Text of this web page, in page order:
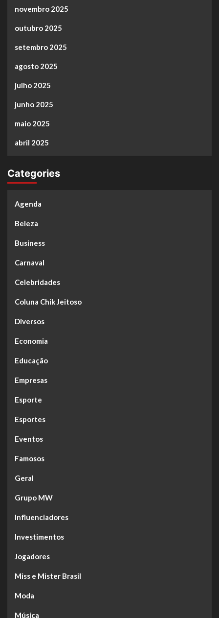
novembro 2025
outubro 2025
setembro 2025
agosto 2025
julho 2025
junho 2025
maio 2025
abril 2025
Categories
Agenda
Beleza
Business
Carnaval
Celebridades
Coluna Chik Jeitoso
Diversos
Economia
Educação
Empresas
Esporte
Esportes
Eventos
Famosos
Geral
Grupo MW
Influenciadores
Investimentos
Jogadores
Miss e Mister Brasil
Moda
Música